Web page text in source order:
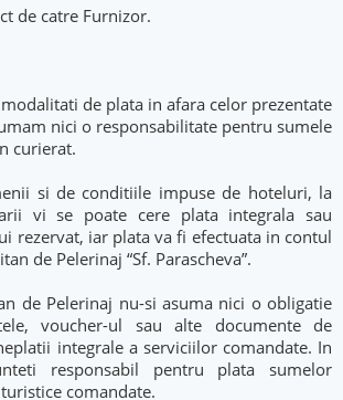
de catre Furnizor.
de plata in afara celor prezentate
nici o responsabilitate pentru sumele
curierat.
si de conditiile impuse de hoteluri, la
vi se poate cere plata integrala sau
rezervat, iar plata va fi efectuata in contul
de Pelerinaj “Sf. Parascheva”.
de Pelerinaj nu-si asuma nici o obligatie
voucher-ul sau alte documente de
integrale a serviciilor comandate. In
responsabil pentru plata sumelor
comandate.